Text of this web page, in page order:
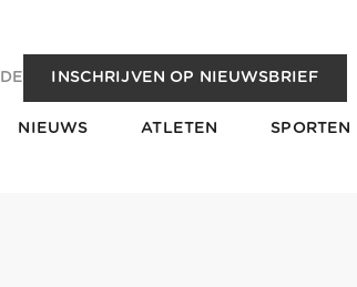
DE INSCHRIJVEN OP NIEUWSBRIEF
NIEUWS ATLETEN SPORTEN